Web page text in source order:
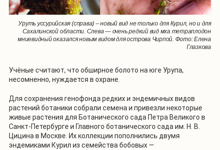
Уруть уссурийская (справа) – новый вид не только для Курил, но и для
Сахалинской области. Слева — очень редкий вид мха тетраплодон
мниевидный оказался новым видом для острова Чирпой. Фото: Елена
Глазкова
Учёные считают, что обширное болото на юге Урупа,
несомненно, нуждается в охране.
Для сохранения генофонда редких и эндемичных видов
растений ботаники собрали семена и привезли некоторые
живые растения для Ботанического сада Петра Великого в
Санкт-Петербурге и Главного ботанического сада им. Н. В.
Цицина в Москве. Их коллекции пополнились двумя
эндемиками Курил из семейства бобовых —